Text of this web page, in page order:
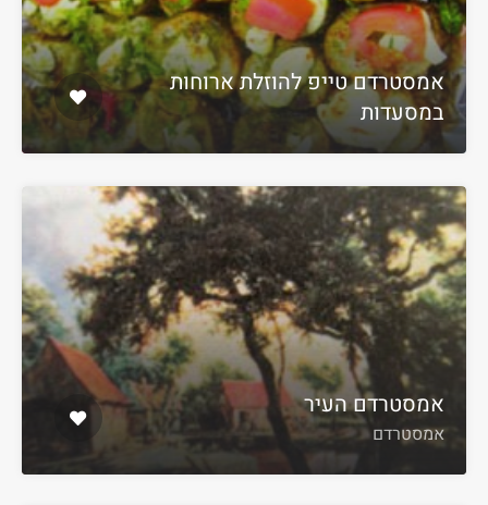
אמסטרדם טייפ להוזלת ארוחות
במסעדות
אמסטרדם העיר
אמסטרדם